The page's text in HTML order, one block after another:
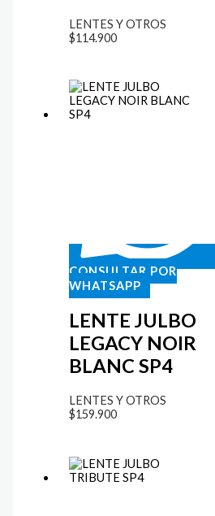
LENTES Y OTROS
$114.900
CONSULTAR POR
WHATSAPP
LENTE JULBO
LEGACY NOIR
BLANC SP4
LENTES Y OTROS
$159.900